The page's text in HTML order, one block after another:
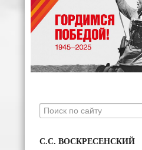
С.С. ВОСКРЕСЕНСКИЙ